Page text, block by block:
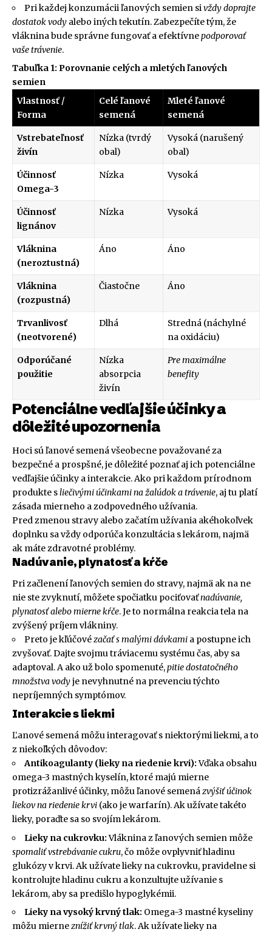
Pri každej konzumácii ľanových semien sivždy doprajte
dostatok vody alebo iných tekutín. Zabezpečíte tým, že
vláknina bude správne fungovať a efektívnepodporovať
vaše trávenie.
Tabuľka 1: Porovnanie celých a mletých ľanových
semien
Vlastnosť /
Forma
Celé ľanové
semená
Mleté ľanové
semená
Vstrebateľnosť
živín
Nízka (tvrdý
obal)
Vysoká (narušený
obal)
Účinnosť
Omega-3
Nízka Vysoká
Účinnosť
lignánov
Nízka Vysoká
Vláknina
(neroztustná)
Áno Áno
Vláknina
(rozpustná)
Čiastočne Áno
Trvanlivosť
(neotvorené)
Dlhá
Stredná (náchylné
na oxidáciu)
Odporúčané
použitie
Nízka
absorpcia
živín
Pre maximálne
benefity
Potenciálne vedľajšie účinky a
dôležité upozornenia
Hoci sú ľanové semená všeobecne považované za
bezpečné a prospšné, je dôležité poznať aj ich potenciálne
vedľajšie účinky a interakcie. Ako pri každom prírodnom
produkte sliečivými účinkami na žalúdok a trávenie, aj tu platí
zásada mierneho a zodpovedného užívania.
Pred zmenou stravy alebo začatím užívania akéhokoľvek
doplnku sa vždy odporúča konzultácia s lekárom, najmä
ak máte zdravotné problémy.
Nadúvanie, plynatosť a kŕče
Pri začlenení ľanových semien do stravy, najmä ak na ne
nie ste zvyknutí, môžete spočiatku pociťovaťnadúvanie,
plynatosť alebo mierne kŕče. Je to normálna reakcia tela na
zvýšený príjem vlákniny.
Preto je kľúčovézačať s malými dávkami a postupne ich
zvyšovať. Dajte svojmu tráviacemu systému čas, aby sa
adaptoval. A ako už bolo spomenuté,pitie dostatočného
množstva vodyje nevyhnutné na prevenciu týchto
nepríjemných symptómov.
Interakcie s liekmi
Ľanové semená môžu interagovať s niektorými liekmi, a to
z niekoľkých dôvodov:
Antikoagulanty (lieky na riedenie krvi):Vďaka obsahu
omega-3 mastných kyselín, ktoré majú mierne
protizrážanlivé účinky, môžu ľanové semenázvýšiť účinok
liekov na riedenie krvi (ako je warfarín). Ak užívate takéto
lieky, poraďte sa so svojím lekárom.
Lieky na cukrovku:Vláknina z ľanových semien môže
spomaliť vstrebávanie cukru, čo môže ovplyvniť hladinu
glukózy v krvi. Ak užívate lieky na cukrovku, pravidelne si
kontrolujte hladinu cukru a konzultujte užívanie s
lekárom, aby sa predišlo hypoglykémii.
Lieky na vysoký krvný tlak: Omega-3 mastné kyseliny
môžu mierneznížiť krvný tlak. Ak užívate lieky na